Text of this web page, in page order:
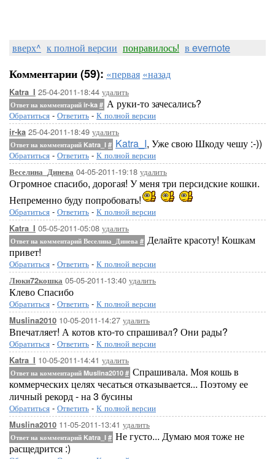
вверх^ к полной версии понравилось! в evernote
Комментарии (59): «первая «назад
Katra_I 25-04-2011-18:44 удалить
Ответ на комментарий ir-ka # А руки-то зачесались?
Обратиться - Ответить - К полной версии
ir-ka 25-04-2011-18:49 удалить
Ответ на комментарий Katra_I # Katra_I, Уже свою Шкоду чешу :-))
Обратиться - Ответить - К полной версии
Веселина_Динева 04-05-2011-19:18 удалить
Огромное спасибо, дорогая! У меня три персидские кошки.
Непременно буду попробовать!
Обратиться - Ответить - К полной версии
Katra_I 05-05-2011-05:08 удалить
Ответ на комментарий Веселина_Динева # Делайте красоту! Кошкам
привет!
Обратиться - Ответить - К полной версии
Люки72кошка 05-05-2011-13:40 удалить
Клево Спасибо
Обратиться - Ответить - К полной версии
Muslina2010 10-05-2011-14:27 удалить
Впечатляет! А котов кто-то спрашивал? Они рады?
Обратиться - Ответить - К полной версии
Katra_I 10-05-2011-14:41 удалить
Ответ на комментарий Muslina2010 # Спрашивала. Моя кошь в
коммерческих целях чесаться отказывается... Поэтому ее
личный рекорд - на 3 бусины
Обратиться - Ответить - К полной версии
Muslina2010 11-05-2011-13:41 удалить
Ответ на комментарий Katra_I # Не густо... Думаю моя тоже не
расщедрится :)